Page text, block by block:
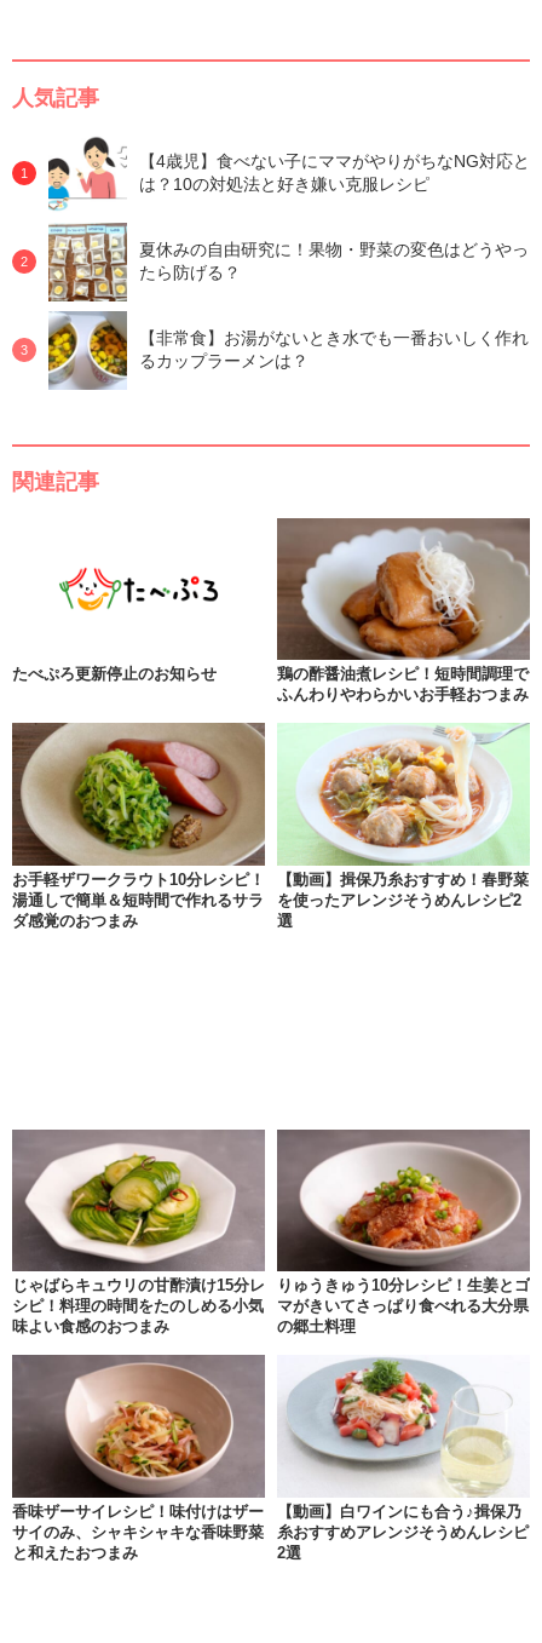
人気記事
【4歳児】食べない子にママがやりがちなNG対応と
は？10の対処法と好き嫌い克服レシピ
夏休みの自由研究に！果物・野菜の変色はどうやっ
たら防げる？
【非常食】お湯がないとき水でも一番おいしく作れ
るカップラーメンは？
関連記事
たべぷろ更新停止のお知らせ
鶏の酢醤油煮レシピ！短時間調理で
ふんわりやわらかいお手軽おつまみ
お手軽ザワークラウト10分レシピ！
湯通しで簡単＆短時間で作れるサラ
ダ感覚のおつまみ
【動画】揖保乃糸おすすめ！春野菜
を使ったアレンジそうめんレシピ2
選
じゃばらキュウリの甘酢漬け15分レ
シピ！料理の時間をたのしめる小気
味よい食感のおつまみ
りゅうきゅう10分レシピ！生姜とゴ
マがきいてさっぱり食べれる大分県
の郷土料理
香味ザーサイレシピ！味付けはザー
サイのみ、シャキシャキな香味野菜
と和えたおつまみ
【動画】白ワインにも合う♪揖保乃
糸おすすめアレンジそうめんレシピ
2選